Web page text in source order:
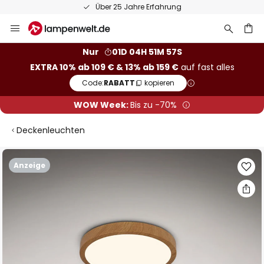
Über 25 Jahre Erfahrung
Inhalt
Nur
01D 04H 51M 57S
EXTRA 10% ab 109 € & 13% ab 159 €auf fast alles
Code:RABATT kopieren
WOW Week:Bis zu -70%
Deckenleuchten
Anzeige
Zum
Ende